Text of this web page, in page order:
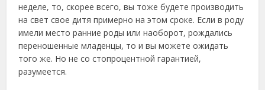
неделе, то, скорее всего, вы тоже будете производить
на свет свое дитя примерно на этом сроке. Если в роду
имели место ранние роды или наоборот, рождались
переношенные младенцы, то и вы можете ожидать
того же. Но не со стопроцентной гарантией,
разумеется.